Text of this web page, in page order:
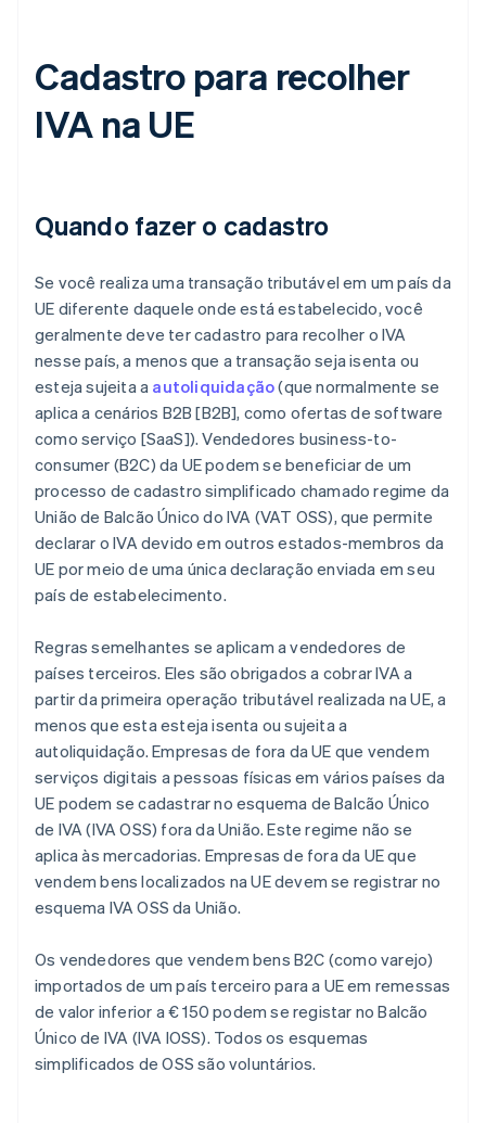
Cadastro para recolher
IVA na UE
Quando fazer o cadastro
Se você realiza uma transação tributável em um país da
UE diferente daquele onde está estabelecido, você
geralmente deve ter cadastro para recolher o IVA
nesse país, a menos que a transação seja isenta ou
esteja sujeita a autoliquidação(que normalmente se
aplica a cenários B2B [B2B], como ofertas de software
como serviço [SaaS]). Vendedores business-to-
consumer (B2C) da UE podem se beneficiar de um
processo de cadastro simplificado chamado regime da
União de Balcão Único do IVA (VAT OSS), que permite
declarar o IVA devido em outros estados-membros da
UE por meio de uma única declaração enviada em seu
país de estabelecimento.
Regras semelhantes se aplicam a vendedores de
países terceiros. Eles são obrigados a cobrar IVA a
partir da primeira operação tributável realizada na UE, a
menos que esta esteja isenta ou sujeita a
autoliquidação. Empresas de fora da UE que vendem
serviços digitais a pessoas físicas em vários países da
UE podem se cadastrar no esquema de Balcão Único
de IVA (IVA OSS) fora da União. Este regime não se
aplica às mercadorias. Empresas de fora da UE que
vendem bens localizados na UE devem se registrar no
esquema IVA OSS da União.
Os vendedores que vendem bens B2C (como varejo)
importados de um país terceiro para a UE em remessas
de valor inferior a € 150 podem se registar no Balcão
Único de IVA (IVA IOSS). Todos os esquemas
simplificados de OSS são voluntários.